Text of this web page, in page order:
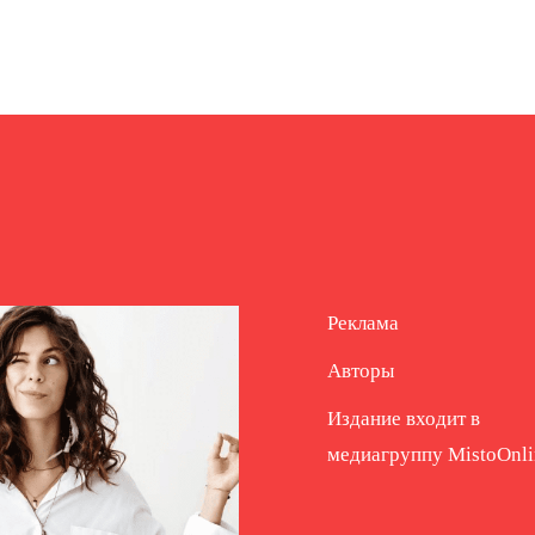
Реклама
Авторы
Издание входит в
медиагруппу